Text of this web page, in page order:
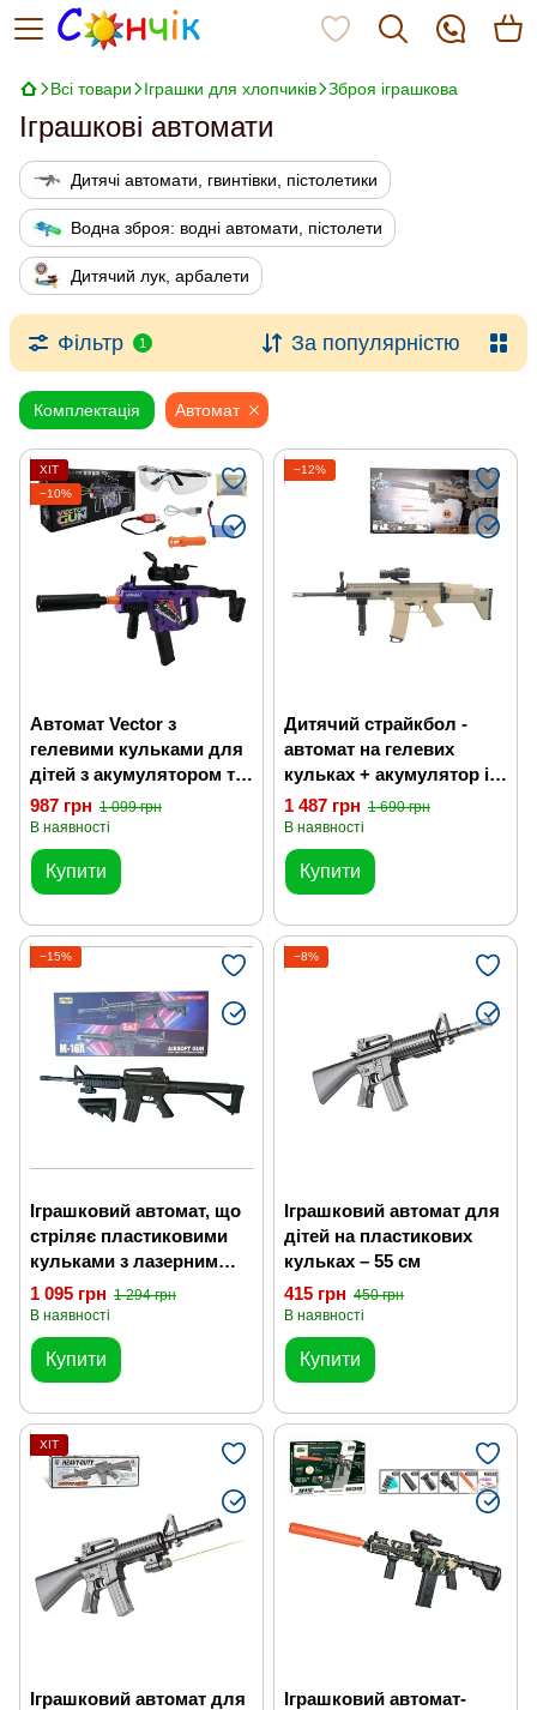
Всі товари Іграшки для хлопчиків Зброя іграшкова
Іграшкові автомати
Дитячі автомати, гвинтівки, пістолетики
Водна зброя: водні автомати, пістолети
Дитячий лук, арбалети
Фільтр 1 За популярністю
Комплектація Автомат
ХІТ
−10%
Автомат Vector з
гелевими кульками для
дітей з акумулятором та
автоматичною
стрільбою
987 грн 1 099 грн
В наявності
Купити
−12%
Дитячий страйкбол -
автомат на гелевих
кульках + акумулятор і
тактичні окуляри
1 487 грн 1 690 грн
В наявності
Купити
−15%
Іграшковий автомат, що
стріляє пластиковими
кульками з лазерним
прицілом
1 095 грн 1 294 грн
В наявності
Купити
−8%
Іграшковий автомат для
дітей на пластикових
кульках – 55 см
415 грн 450 грн
В наявності
Купити
ХІТ
Іграшковий автомат для
Іграшковий автомат-